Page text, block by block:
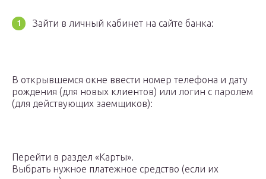
Зайти в личный кабинет на сайте банка:
В открывшемся окне ввести номер телефона и дату
рождения (для новых клиентов) или логин с паролем
(для действующих заемщиков):
Перейти в раздел «Карты».
Выбрать нужное платежное средство (если их